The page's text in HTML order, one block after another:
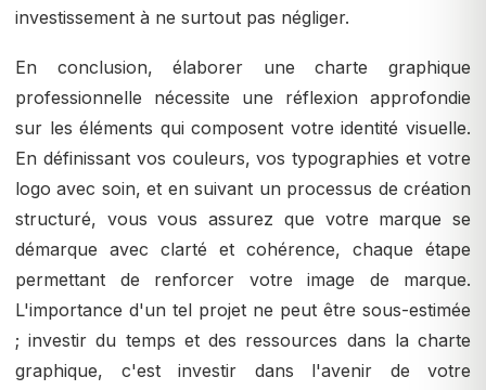
investissement à ne surtout pas négliger.
En conclusion, élaborer une charte graphique
professionnelle nécessite une réflexion approfondie
sur les éléments qui composent votre identité visuelle.
En définissant vos couleurs, vos typographies et votre
logo avec soin, et en suivant un processus de création
structuré, vous vous assurez que votre marque se
démarque avec clarté et cohérence, chaque étape
permettant de renforcer votre image de marque.
L'importance d'un tel projet ne peut être sous-estimée
; investir du temps et des ressources dans la charte
graphique, c'est investir dans l'avenir de votre